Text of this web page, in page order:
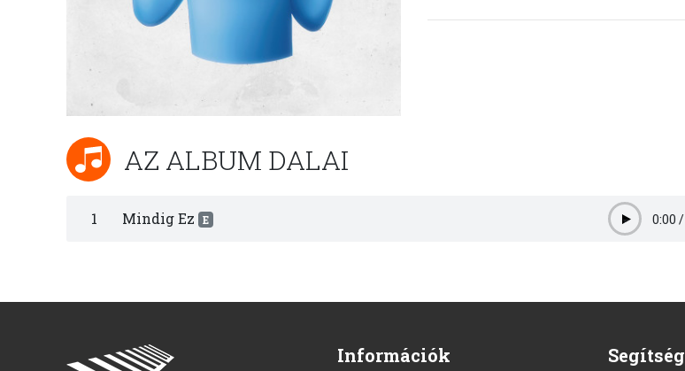
AZ ALBUM DALAI
1 Mindig Ez E Play0:00 /
Információk Segítség